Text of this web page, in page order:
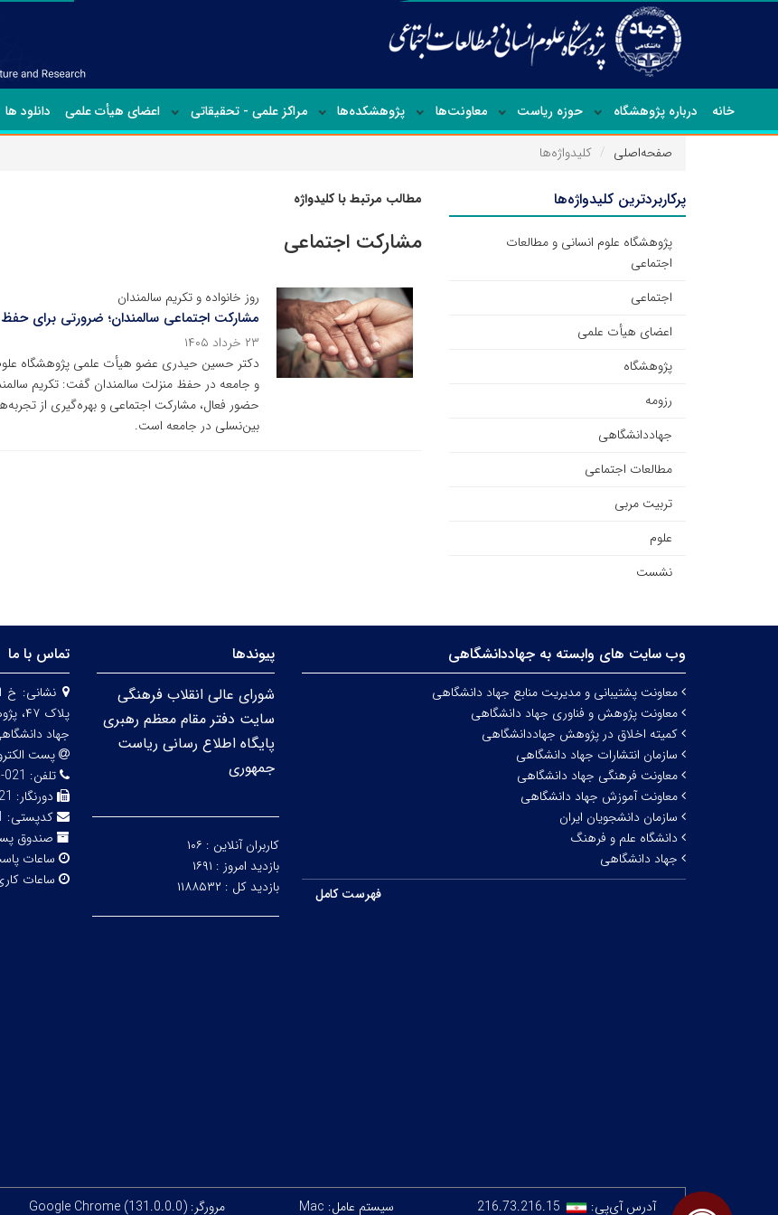
خانه درباره پژوهشگاه حوزه ریاست معاونت‌ها پژوهشکده‌ها مراکز علمی - تحقیقاتی اعضای هیأت علمی دانلود ها
صفحه‌اصلی کلیدواژه‌ها
مطالب مرتبط با کلیدواژه
مشارکت اجتماعی
روز خانواده و تکریم سالمندان
مشارکت اجتماعی سالمندان؛ ضرورتی برای
۲۳ خرداد ۱۴۰۵
دکتر حسین حیدری عضو هیأت علمی پژوهشگاه علوم
و جامعه در حفظ منزلت سالمندان گفت: تکریم
حضور فعال، مشارکت اجتماعی و بهره‌گیری از
بین‌نسلی در جامعه است.
پرکاربردترین کلیدواژه‌ها
پژوهشگاه علوم انسانی و مطالعات
اجتماعی
اجتماعی
اعضای هیأت علمی
پژوهشگاه
رزومه
جهاددانشگاهی
مطالعات اجتماعی
تربیت مربی
علوم
نشست
وب سایت های وابسته به جهاددانشگاهی
معاونت پشتیبانی و مدیریت منابع جهاد دانشگاهی
معاونت پژوهش و فناوری جهاد دانشگاهی
کمیته اخلاق در پژوهش جهاددانشگاهی
سازمان انتشارات جهاد دانشگاهی
معاونت فرهنگی جهاد دانشگاهی
معاونت آموزش جهاد دانشگاهی
سازمان دانشجویان ایران
دانشگاه علم و فرهنگ
جهاد دانشگاهی
فهرست کامل
پیوندها
شورای عالی انقلاب فرهنگی
سایت دفتر مقام معظم رهبری
پایگاه اطلاع رسانی ریاست
جمهوری
کاربران آنلاین : ۱۰۶
بازدید امروز : ۱۶۹۱
بازدید کل : ۱۱۸۸۵۳۲
تماس با ما
نشانی: خ
پلاک
جهاد
پست
تلفن: 021-66951593-5
دورنگار:
کدپستی:
صندوق
ساعات
ساعات
آدرس آی‌پی: 216.73.216.15 سیستم عامل: Mac مرورگر: Google Chrome (131.0.0.0)